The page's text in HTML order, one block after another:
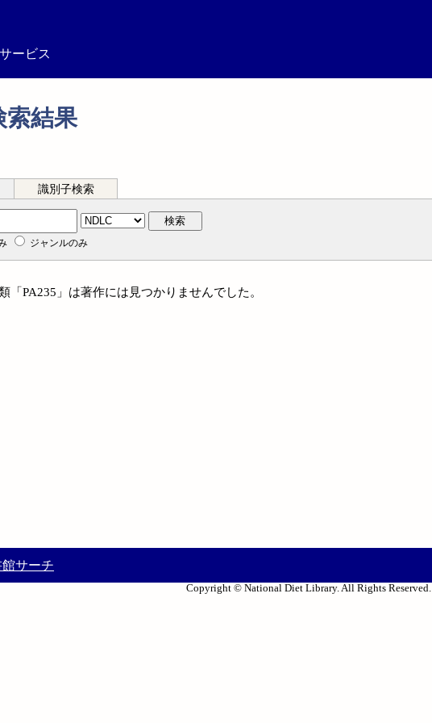
ービス
索結果
識別子検索
検索
ジャンルのみ
「PA235」は著作には見つかりませんでした。
サーチ
Copyright © National Diet Library. All Rights Reserved.